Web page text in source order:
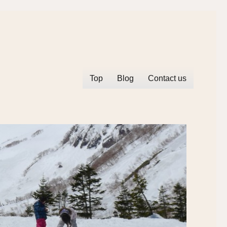
Top Blog Contact us